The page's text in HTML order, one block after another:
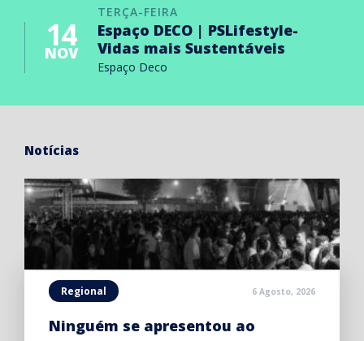
TERÇA-FEIRA
14
NOV
Espaço DECO | PSLifestyle-
Vidas mais Sustentáveis
Espaço Deco
Notícias
Regional 6 Agosto, 2026
Ninguém se apresentou ao